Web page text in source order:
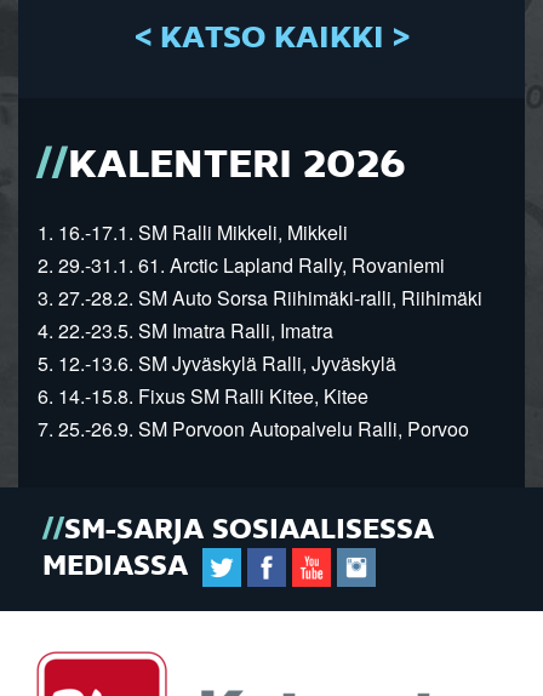
< KATSO KAIKKI >
KALENTERI 2026
1. 16.-17.1. SM Ralli Mikkeli, Mikkeli
2. 29.-31.1. 61. Arctic Lapland Rally, Rovaniemi
3. 27.-28.2. SM Auto Sorsa Riihimäki-ralli, Riihimäki
4. 22.-23.5. SM Imatra Ralli, Imatra
5. 12.-13.6. SM Jyväskylä Ralli, Jyväskylä
6. 14.-15.8. Fixus SM Ralli Kitee, Kitee
7. 25.-26.9. SM Porvoon Autopalvelu Ralli, Porvoo
SM-SARJA SOSIAALISESSA
MEDIASSA